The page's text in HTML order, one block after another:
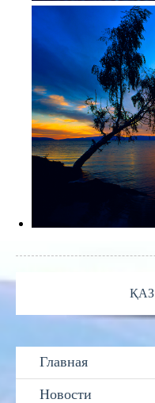
ҚАЗ
Главная
Новости